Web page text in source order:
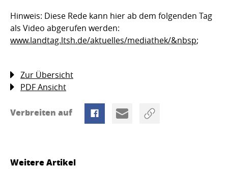
Hinweis: Diese Rede kann hier ab dem folgenden Tag
als Video abgerufen werden:
www.landtag.ltsh.de/aktuelles/mediathek/&nbsp;
Zur Übersicht
PDF Ansicht
Verbreiten auf
Weitere Artikel